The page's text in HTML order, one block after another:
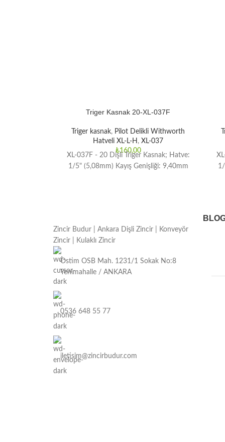
Triger Kasnak 20-XL-037F
Triger kasnak, Pilot Delikli Withworth
Hatveli XL-L-H , XL-037
₺160,00
XL-037F - 20 Dişli Triger Kasnak; Hatve:
1/5" (5,08mm) Kayış Genişliği: 9,40mm
Zincir Budur | Ankara Dişli Zincir | Konveyör
Zincir | Kulaklı Zincir
Ostim OSB Mah. 1231/1 Sokak No:8
Yenimahalle / ANKARA
0536 648 55 77
iletisim@zincirbudur.com